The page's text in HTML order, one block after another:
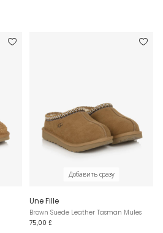
Добавить сразу
Une Fille
Brown Suede Leather Tasman Mules
75,00 £